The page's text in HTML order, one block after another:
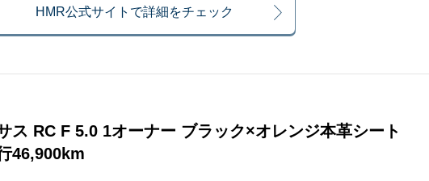
HMR公式サイトで詳細をチェック
ス RC F 5.0 1オーナー ブラック×オレンジ本革シート
46,900km